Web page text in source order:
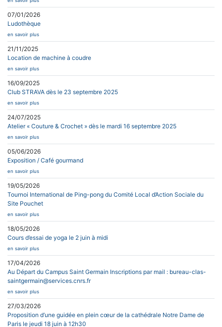
07/01/2026
Ludothèque
en savoir plus
21/11/2025
Location de machine à coudre
en savoir plus
16/09/2025
Club STRAVA dès le 23 septembre 2025
en savoir plus
24/07/2025
Atelier « Couture & Crochet » dès le mardi 16 septembre 2025
en savoir plus
05/06/2026
Exposition / Café gourmand
en savoir plus
19/05/2026
Tournoi International de Ping-pong du Comité Local d’Action Sociale du
Site Pouchet
en savoir plus
18/05/2026
Cours d’essai de yoga le 2 juin à midi
en savoir plus
17/04/2026
Au Départ du Campus Saint Germain Inscriptions par mail : bureau-clas-
saintgermain@services.cnrs.fr
en savoir plus
27/03/2026
Proposition d’une guidée en plein cœur de la cathédrale Notre Dame de
Paris le jeudi 18 juin à 12h30